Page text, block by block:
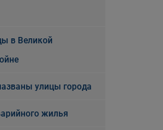
в Великой
улицы города
жилья